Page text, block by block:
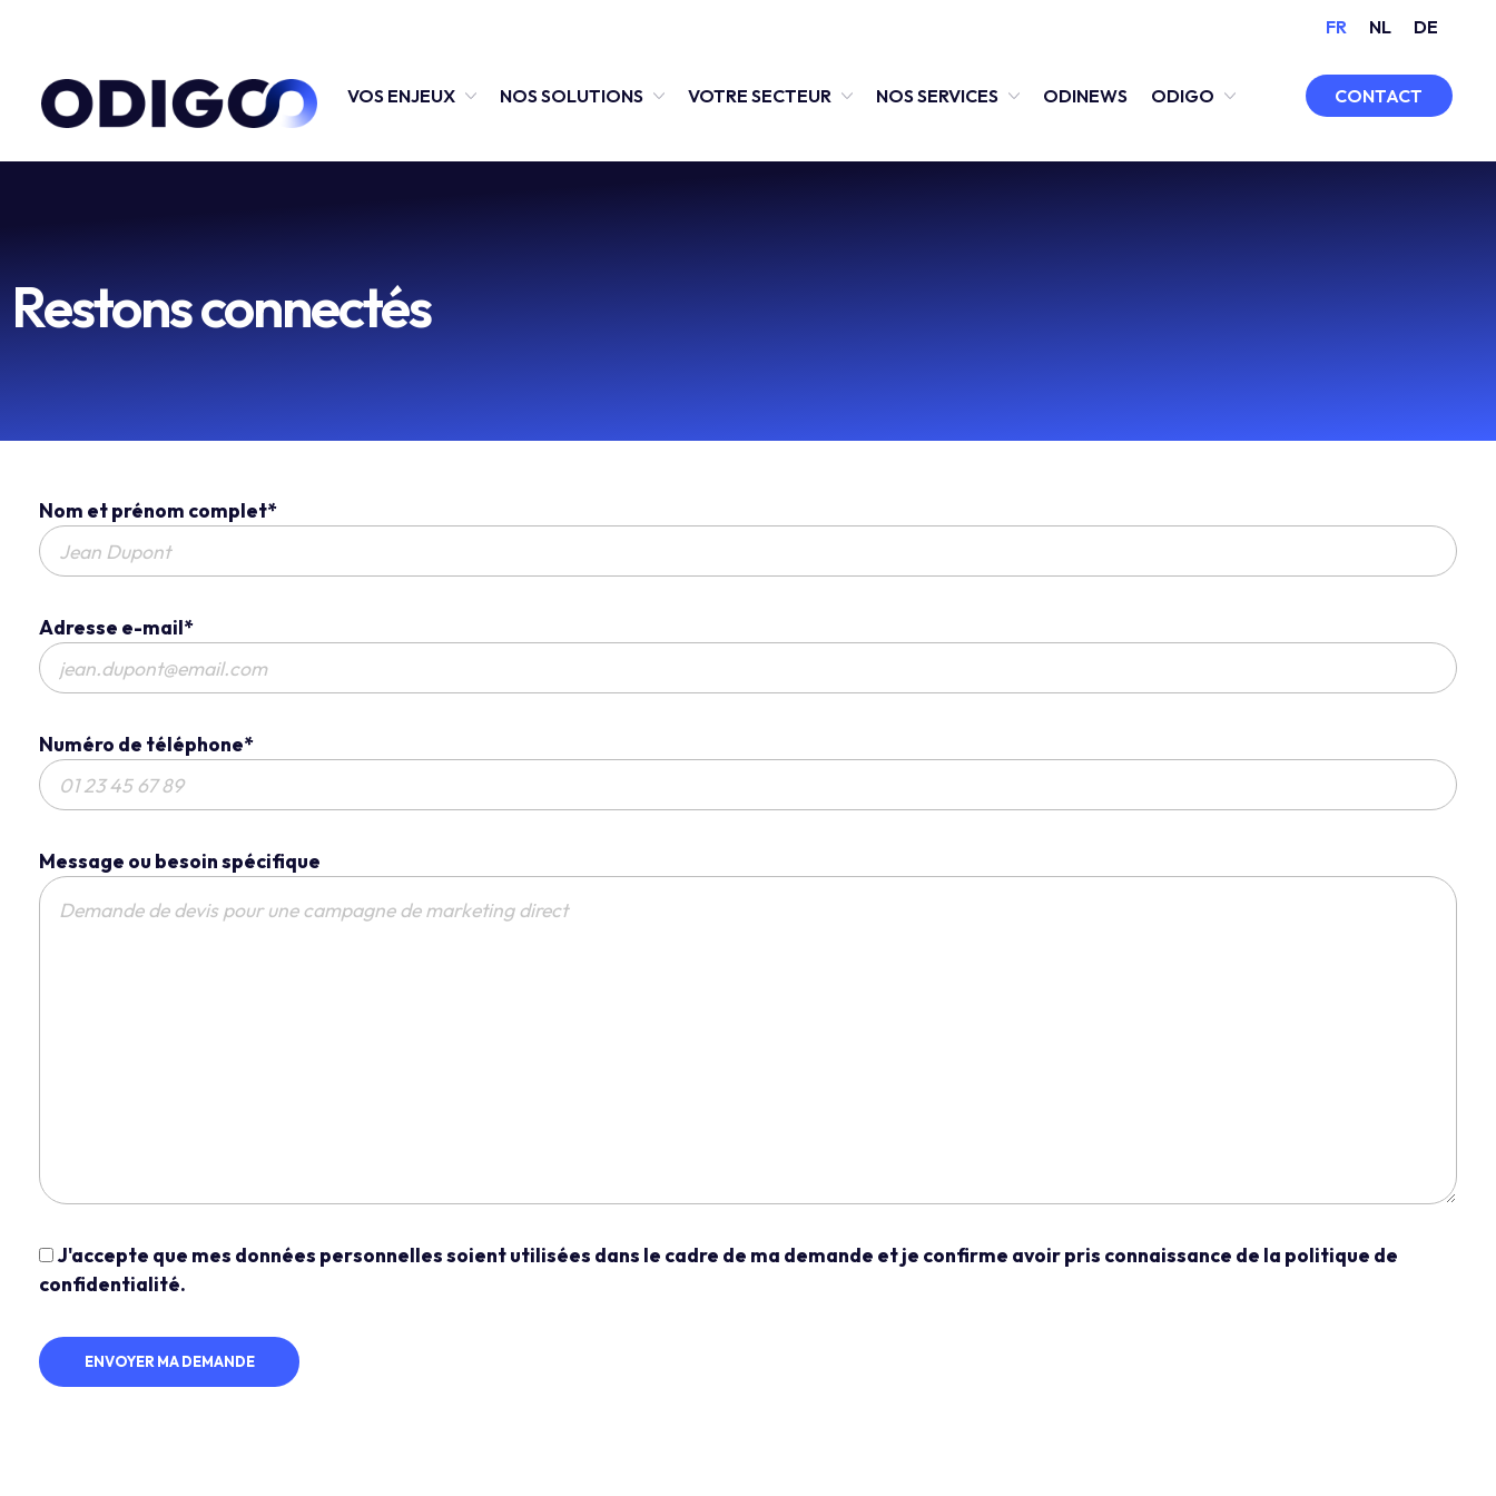
FR NL DE
VOS ENJEUX NOS SOLUTIONS VOTRE SECTEUR NOS SERVICES ODINEWS ODIGO CONTACT
Restons connectés
Nom et prénom complet*
Adresse e-mail*
Numéro de téléphone*
Message ou besoin spécifique
J'accepte que mes données personnelles soient utilisées dans le cadre de ma demande et je confirme avoir pris connaissance de la politique de
confidentialité.